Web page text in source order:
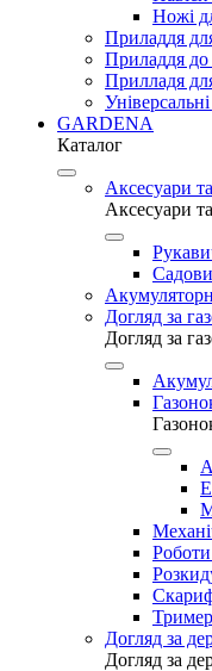
Ножі
Приладдя
Приладдя до
Прилладя
GARDENA
Каталог
Аксесуари
Аксесуари
Догляд за
Догляд за
Догляд за
Догляд за